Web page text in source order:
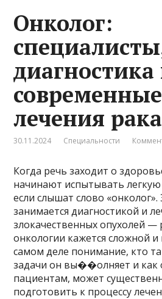
Онколог:
диагностика
лечения рака
30.11.2024 Специальности
Когда речь заходит о
начинают испытывать легкую
если слышат слово
занимается диагностикой и
злокачественных опухолей —
онкологии кажется сложной
самом деле понимание, кто
задачи он вы��олняет и как
пациентам, может
подготовить к процессу